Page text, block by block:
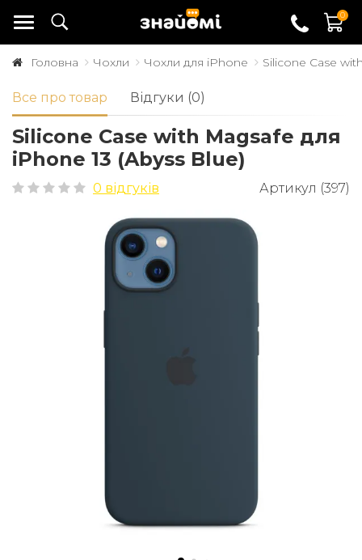
0
Головна Чохли Чохли для iPhone Silicone Case
Все про товар Відгуки (0)
Silicone Case with Magsafe для
iPhone 13 (Abyss Blue)
0 відгуків Артикул (397)